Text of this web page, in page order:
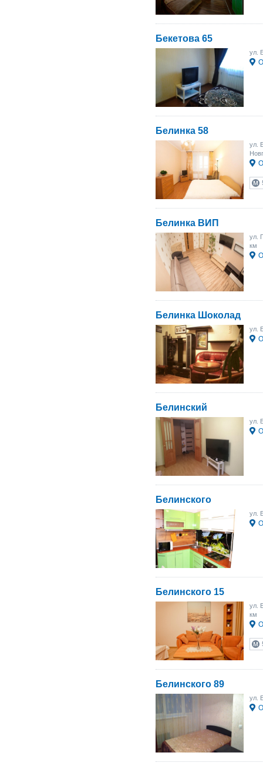
Бекетова 65
ул.
Белинка 58
ул.
Белинка ВИП
ул.
км
Белинка Шоколад
ул.
Белинский
ул.
Белинского
ул.
Белинского 15
ул.
км
Белинского 89
ул.